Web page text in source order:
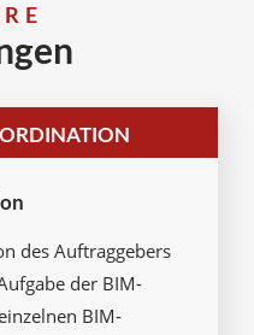
des Auftraggebers
der BIM-
BIM-